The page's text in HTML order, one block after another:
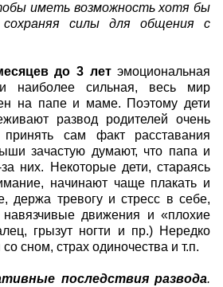
иметь возможность хотя бы
силы для общения с
до 3 летэмоциональная
наиболее сильная, весь мир
на папе и маме. Поэтому дети
развод родителей очень
сам факт расставания
зачастую думают, что папа и
них. Некоторые дети, стараясь
начинают чаще плакать и
держа тревогу и стресс в себе,
движения и «плохие
грызут ногти и пр.) Нередко
сном, страх одиночества и т.п.
последствия развода.